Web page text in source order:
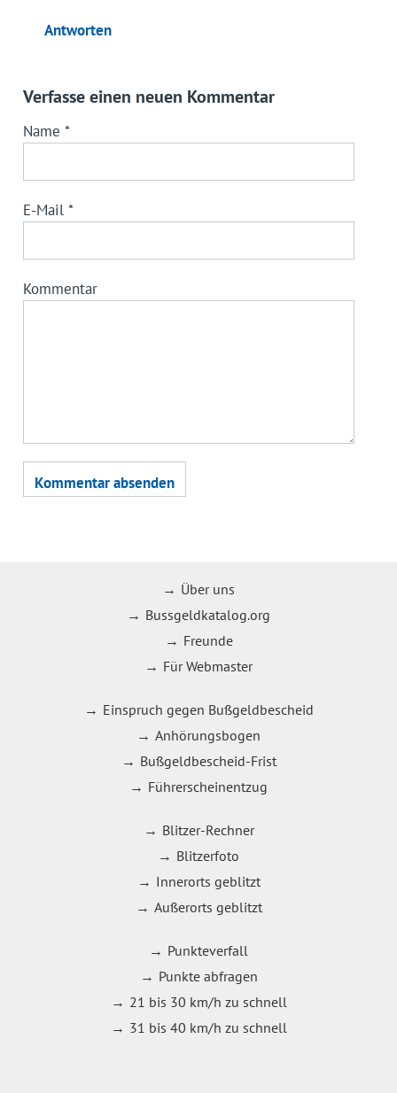
Antworten
Verfasse einen neuen Kommentar
Name *
E-Mail *
Kommentar
Über uns
Bussgeldkatalog.org
Freunde
Für Webmaster
Einspruch gegen Bußgeldbescheid
Anhörungsbogen
Bußgeldbescheid-Frist
Führerscheinentzug
Blitzer-Rechner
Blitzerfoto
Innerorts geblitzt
Außerorts geblitzt
Punkteverfall
Punkte abfragen
21 bis 30 km/h zu schnell
31 bis 40 km/h zu schnell